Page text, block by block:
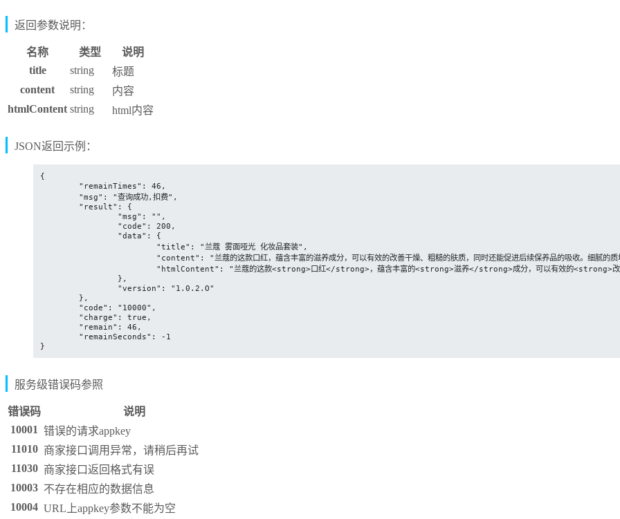
返回参数说明：
名称 类型
说明
title
string
标题
content
string
内容
htmlContent string html内容
JSON返回示例：
{
}
服务级错误码参照
错误码
说明
10001 错误的请求appkey
11010 商家接口调用异常，请稍后再试
11030 商家接口返回格式有误
10003 不存在相应的数据信息
10004 URL上appkey参数不能为空